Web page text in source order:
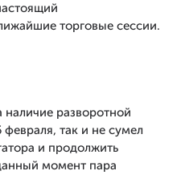
торговые сессии.
разворотной
так и не сумел
и продолжить
момент пара